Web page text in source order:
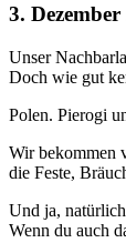
3.
Unser
Doch wie gut
Polen. Pierogi
Wir bekommen
die Feste,
Und ja, natürlich
Wenn du auch